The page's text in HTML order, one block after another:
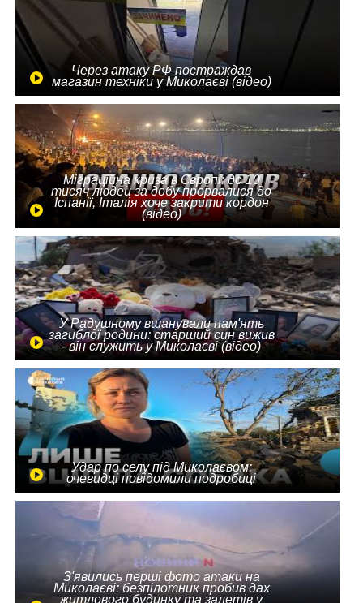
Через атаку РФ постраждав
магазин техніки у Миколаєві (відео)
Міграційна криза в Європі: до 10
тисяч людей за добу прорвалися до
Іспанії, Італія хоче закрити кордон
(відео)
У Радушному вшанували пам'ять
загиблої родини: старший син вижив
- він служить у Миколаєві (відео)
Удар по селу під Миколаєвом:
очевидці повідомили подробиці
З'явились перші фото атаки на
Миколаєві: безпілотник пробив дах
житлового будинку та залетів у